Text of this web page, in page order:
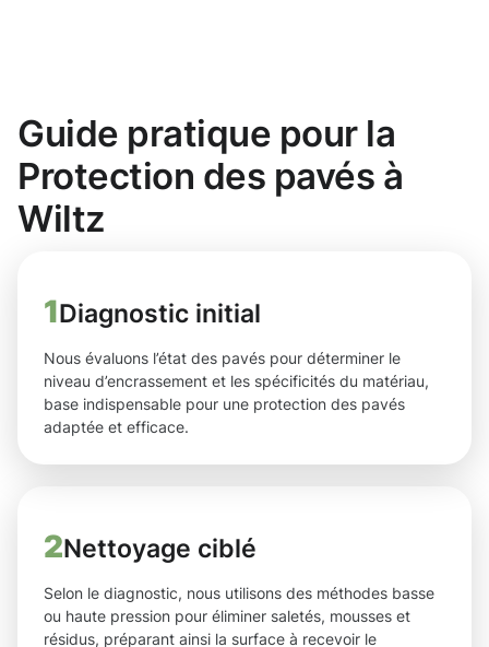
Guide pratique pour la
Protection des pavés à
Wiltz
1Diagnostic initial
Nous évaluons l’état des pavés pour déterminer le
niveau d’encrassement et les spécificités du matériau,
base indispensable pour une protection des pavés
adaptée et efficace.
2Nettoyage ciblé
Selon le diagnostic, nous utilisons des méthodes basse
ou haute pression pour éliminer saletés, mousses et
résidus, préparant ainsi la surface à recevoir le